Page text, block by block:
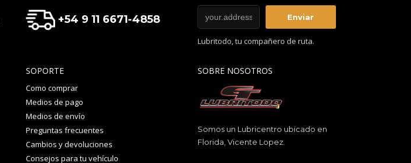
+54 9 11 6671-4858
Lubritodo, tu compañero de ruta.
SOPORTE
Como comprar
Medios de pago
Medios de envío
Preguntas frecuentes
Cambios y devoluciones
Consejos para tu vehículo
SOBRE NOSOTROS
Somos un Lubricentro ubicado en
Florida, Vicente Lopez.